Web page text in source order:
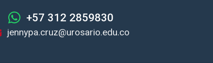
+57 312 2859830
jennypa.cruz@urosario.edu.co